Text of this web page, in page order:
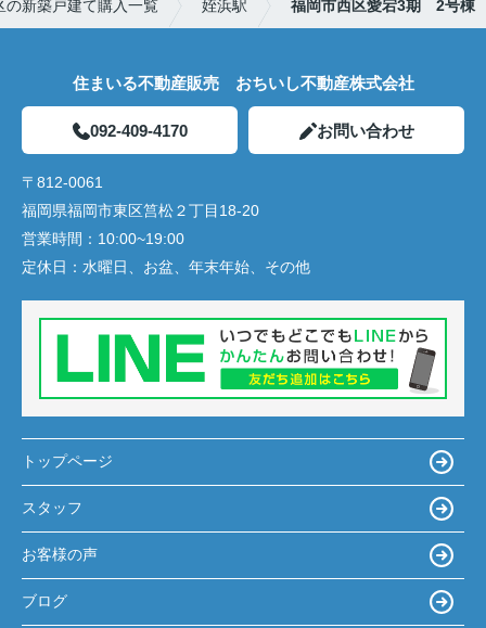
の新築戸建て購入一覧 姪浜駅 福岡市西区愛宕3期 2号棟
住まいる不動産販売 おちいし不動産株式会社
092-409-4170 お問い合わせ
〒812-0061
福岡県福岡市東区筥松２丁目18-20
営業時間： 10:00~19:00
定休日： 水曜日、お盆、年末年始、その他
トップページ
スタッフ
お客様の声
ブログ